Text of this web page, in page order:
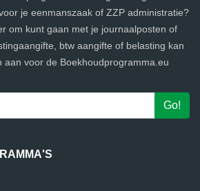
je eenmanszaak of ZZP administratie?
om kunt gaan met je journaalposten of
btw aangifte of belasting kan
aan voor de Boekhoudprogramma.eu